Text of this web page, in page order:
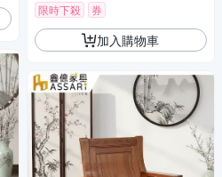
限時下殺 券
加入購物車